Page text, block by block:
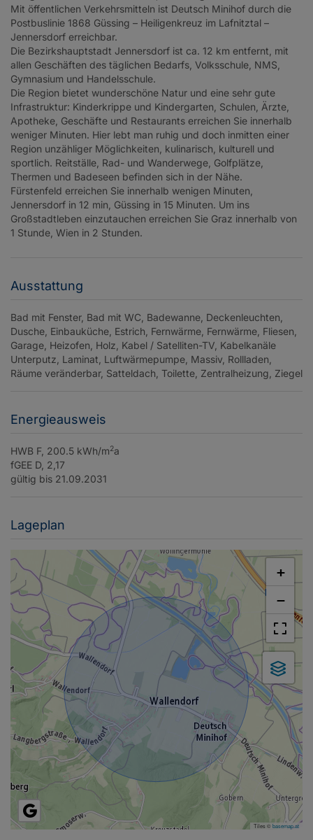
Mit öffentlichen Verkehrsmitteln ist Deutsch Minihof durch die
Postbuslinie 1868 Güssing – Heiligenkreuz im Lafnitztal –
Jennersdorf erreichbar.
Die Bezirkshauptstadt Jennersdorf ist ca. 12 km entfernt, mit
allen Geschäften des täglichen Bedarfs, Volksschule, NMS,
Gymnasium und Handelsschule.
Die Region bietet wunderschöne Natur und eine sehr gute
Infrastruktur: Kinderkrippe und Kindergarten, Schulen, Ärzte,
Apotheke, Geschäfte und Restaurants erreichen Sie innerhalb
weniger Minuten. Hier lebt man ruhig und doch inmitten einer
Region unzähliger Möglichkeiten, kulinarisch, kulturell und
sportlich. Reitställe, Rad- und Wanderwege, Golfplätze,
Thermen und Badeseen befinden sich in der Nähe.
Fürstenfeld erreichen Sie innerhalb wenigen Minuten,
Jennersdorf in 12 min, Güssing in 15 Minuten. Um ins
Großstadtleben einzutauchen erreichen Sie Graz innerhalb von
1 Stunde, Wien in 2 Stunden.
Ausstattung
Bad mit Fenster Bad mit WC Badewanne Deckenleuchten
Dusche Einbauküche Estrich Fernwärme Fernwärme Fliesen
Garage Heizofen Holz Kabel / Satelliten-TV Kabelkanäle
Unterputz Laminat Luftwärmepumpe Massiv Rollladen
Räume veränderbar Satteldach Toilette Zentralheizung Ziegel
Energieausweis
HWB F, 200.5 kWh/m2a
fGEE D, 2,17
gültig bis 21.09.2031
Lageplan
+
−
Tiles ©basemap.at